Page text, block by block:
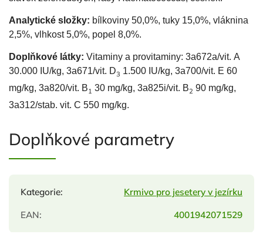
Analytické složky: bílkoviny 50,0%, tuky 15,0%, vláknina
2,5%, vlhkost 5,0%, popel 8,0%.
Doplňkové látky: Vitaminy a provitaminy: 3a672a/vit. A
30.000 IU/kg, 3a671/vit. D3 1.500 IU/kg, 3a700/vit. E 60
mg/kg, 3a820/vit. B1 30 mg/kg, 3a825i/vit. B2 90 mg/kg,
3a312/stab. vit. C 550 mg/kg.
Doplňkové parametry
Kategorie: Krmivo pro jesetery v jezírku
EAN: 4001942071529